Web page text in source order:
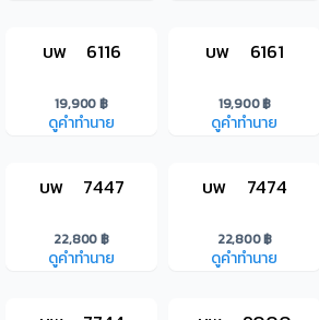
บพ 6116
19,900 ฿
ดูคำทำนาย
บพ 6161
19,900 ฿
ดูคำทำนาย
บพ 7447
22,800 ฿
ดูคำทำนาย
บพ 7474
22,800 ฿
ดูคำทำนาย